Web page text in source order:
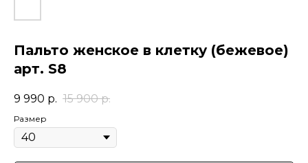
Пальто женское в клетку (бежевое)
арт. S8
9 990 р. 15 900 р.
Размер